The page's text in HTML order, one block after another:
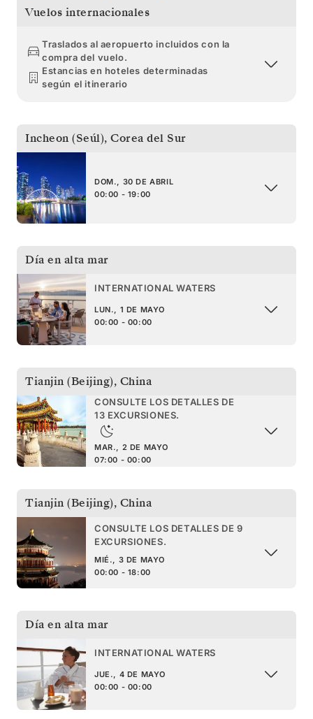
Vuelos internacionales
Traslados al aeropuerto incluidos con la
compra del vuelo.
Estancias en hoteles determinadas
según el itinerario
Incheon (Seúl), Corea del Sur
DOM., 30 DE ABRIL
00:00 - 19:00
Día en alta mar
INTERNATIONAL WATERS
LUN., 1 DE MAYO
00:00 - 00:00
Tianjin (Beijing), China
CONSULTE LOS DETALLES DE
13 EXCURSIONES.
MAR., 2 DE MAYO
07:00 - 00:00
Tianjin (Beijing), China
CONSULTE LOS DETALLES DE 9
EXCURSIONES.
MIÉ., 3 DE MAYO
00:00 - 18:00
Día en alta mar
INTERNATIONAL WATERS
JUE., 4 DE MAYO
00:00 - 00:00